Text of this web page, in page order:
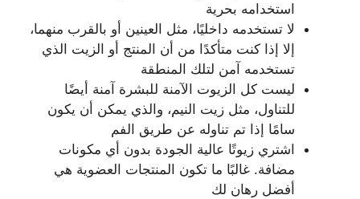
استخدامه بحرية
لا تستخدمه داخليًا، مثل العينين أو بالقرب منهما،
إلا إذا كنت متأكدًا من أن المنتج أو الزيت الذي
تستخدمه آمن لتلك المنطقة
ليست كل الزيوت الآمنة للبشرة آمنة أيضًا
للتناول، مثل زيت النيم، والذي يمكن أن يكون
سامًا إذا تم تناوله عن طريق الفم
اشتري زيوتًا عالية الجودة بدون أي مكونات
مضافة. غالبًا ما تكون المنتجات العضوية هي
أفضل رهان لك